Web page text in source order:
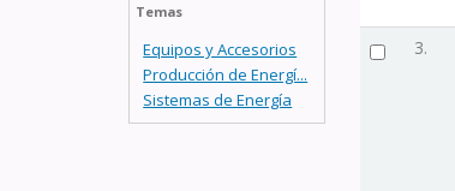
Temas
Equipos y Accesorios
Producción de Energí...
Sistemas de Energía
3.